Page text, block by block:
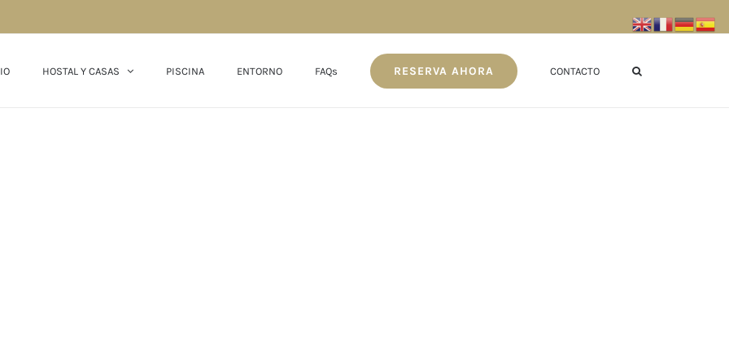
HOSTAL Y CASAS PISCINA ENTORNO FAQs RESERVA AHORA CONTACTO